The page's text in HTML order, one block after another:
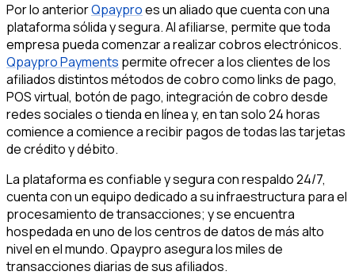
Por lo anteriorQpayproes un aliado que cuenta con una
plataforma sólida y segura. Al afiliarse, permite que toda
empresa pueda comenzar a realizar cobros electrónicos.
Qpaypro Payments permite ofrecer a los clientes de los
afiliados distintos métodos de cobro como links de pago,
POS virtual, botón de pago, integración de cobro desde
redes sociales o tienda en línea y, en tan solo 24 horas
comience a comience a recibir pagos de todas las tarjetas
de crédito y débito.
La plataforma es confiable y segura con respaldo 24/7,
cuenta con un equipo dedicado a su infraestructura para el
procesamiento de transacciones; y se encuentra
hospedada en uno de los centros de datos de más alto
nivel en el mundo. Qpaypro asegura los miles de
transacciones diarias de sus afiliados.